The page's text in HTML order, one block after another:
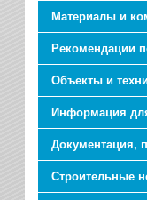
Материалы и
Рекомендации
Объекты и
Информация
Документация,
Строительные